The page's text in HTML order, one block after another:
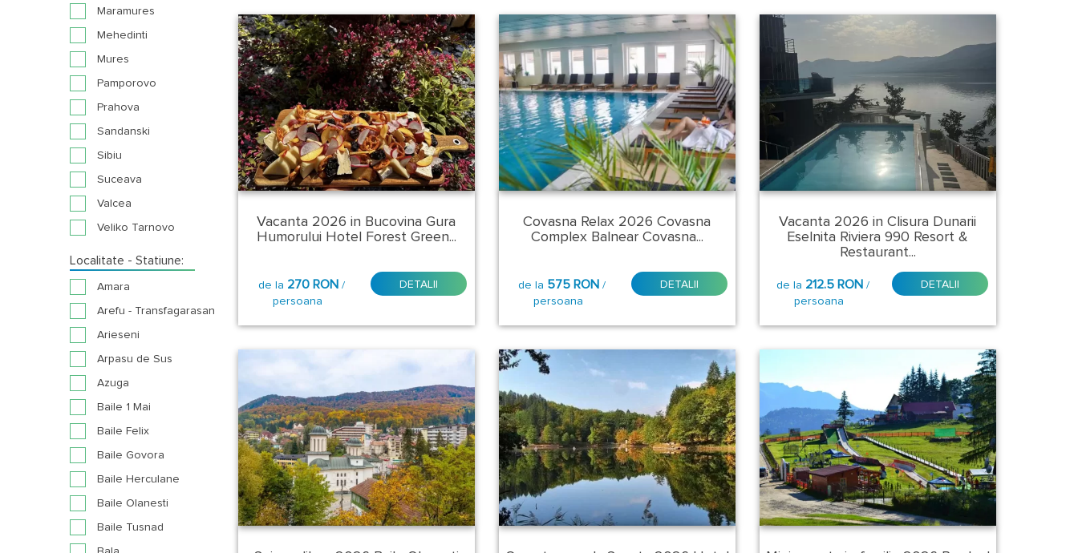
Maramures
Mehedinti
Mures
Pamporovo
Prahova
Sandanski
Sibiu
Suceava
Valcea
Veliko Tarnovo
Localitate - Statiune:
Amara
Arefu - Transfagarasan
Arieseni
Arpasu de Sus
Azuga
Baile 1 Mai
Baile Felix
Baile Govora
Baile Herculane
Baile Olanesti
Baile Tusnad
Vacanta 2026 in Bucovina Gura
Humorului Hotel Forest Green...
de la 270 RON /
persoana
DETALII
Covasna Relax 2026 Covasna
Complex Balnear Covasna...
de la 575 RON /
persoana
DETALII
Vacanta 2026 in Clisura Dunarii
Eselnita Riviera 990 Resort &
Restaurant...
de la 212.5 RON /
persoana
DETALII